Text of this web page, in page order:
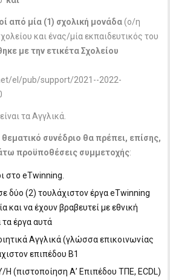
από μία (1) σχολική μονάδα(ο/η
και ένας/μία εκπαιδευτικός του
με την ετικέτα Σχολείου
el/pub/support/2021--2022-
τα Αγγλικά.
συνέδριο θα πρέπει, επίσης,
προϋποθέσεις συμμετοχής:
στο eTwinning.
δύο (2) τουλάχιστον έργα eTwinning
και να έχουν βραβευτεί με εθνική
τα έργα αυτά
Αγγλικά (γλώσσα επικοινωνίας
επιπέδου Β1
(πιστοποίηση Α’ Επιπέδου ΤΠΕ, ECDL)